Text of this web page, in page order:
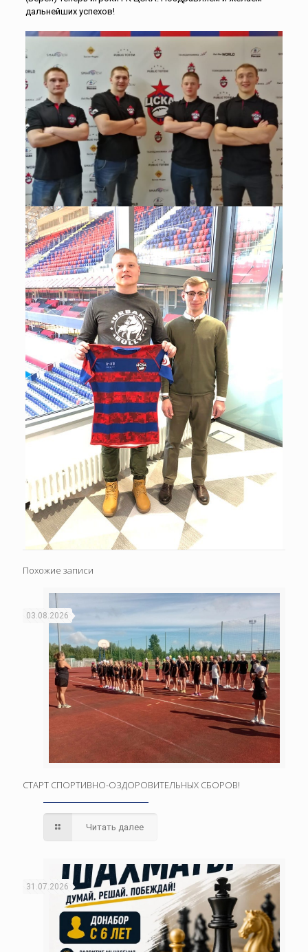
дальнейших успехов!
Похожие записи
03.08.2026
СТАРТ СПОРТИВНО-ОЗДОРОВИТЕЛЬНЫХ СБОРОВ!
Читать далее
31.07.2026